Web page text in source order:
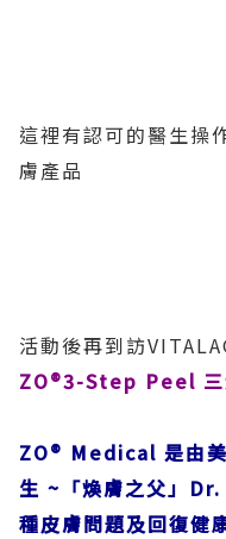
這裡有認可的醫生操
膚產品
活動後再到訪
ZO®3-Step Peel 三
ZO® Medical 是由
生 ~「煥膚之父」
種皮膚問題及回復健